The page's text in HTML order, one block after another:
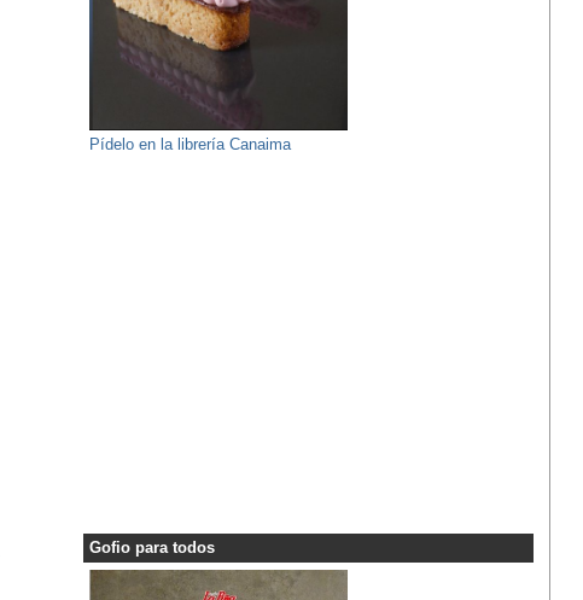
Pídelo en la librería Canaima
Gofio para todos